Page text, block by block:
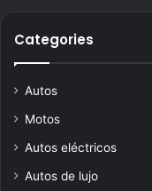
Categories
Autos
Motos
Autos eléctricos
Autos de lujo